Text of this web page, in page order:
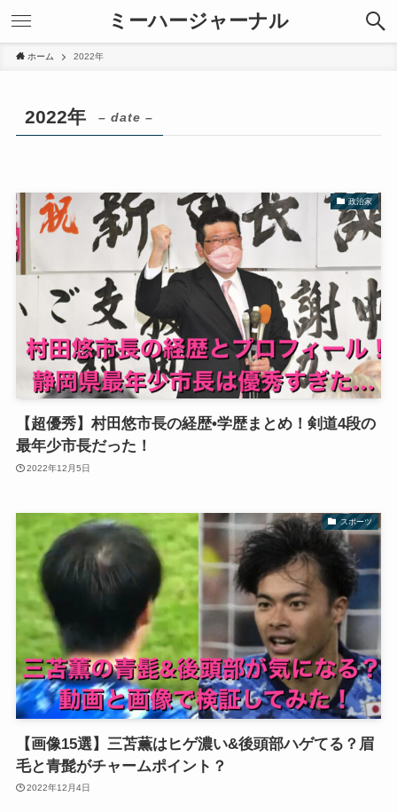
ミーハージャーナル
ホーム 2022年
2022年 – date –
政治家
【超優秀】村田悠市長の経歴•学歴まとめ！剣道4段の
最年少市長だった！
2022年12月5日
スポーツ
【画像15選】三苫薫はヒゲ濃い&後頭部ハゲてる？眉
毛と青髭がチャームポイント？
2022年12月4日